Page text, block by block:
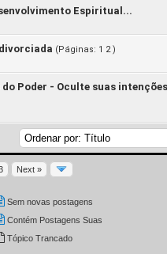
Espiritual...
média
(Páginas: 1 2 )
do Poder - Oculte suas
Next »
Sem novas postagens
Contém Postagens Suas
Tópico Trancado